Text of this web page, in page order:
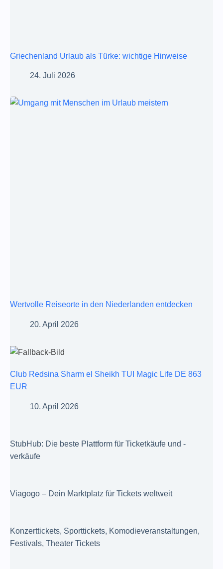
Griechenland Urlaub als Türke: wichtige Hinweise
24. Juli 2026
Wertvolle Reiseorte in den Niederlanden entdecken
20. April 2026
Club Redsina Sharm el Sheikh TUI Magic Life DE 863
EUR
10. April 2026
StubHub: Die beste Plattform für Ticketkäufe und -
verkäufe
Viagogo – Dein Marktplatz für Tickets weltweit
Konzerttickets, Sporttickets, Komodieveranstaltungen,
Festivals, Theater Tickets